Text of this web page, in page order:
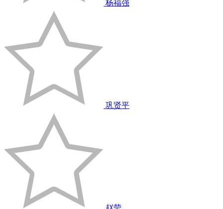
杨福强
巩贤平